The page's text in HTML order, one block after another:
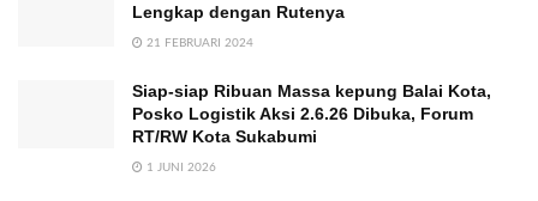
Lengkap dengan Rutenya
21 FEBRUARI 2024
Siap-siap Ribuan Massa kepung Balai Kota,
Posko Logistik Aksi 2.6.26 Dibuka, Forum
RT/RW Kota Sukabumi
1 JUNI 2026